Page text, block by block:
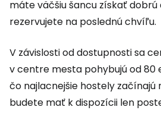
máte väčšiu šancu získať dobrú
rezervujete na poslednú chvíľu.
V závislosti od dostupnosti sa
v centre mesta pohybujú od 80
čo najlacnejšie hostely začínajú
budete mať k dispozícii len